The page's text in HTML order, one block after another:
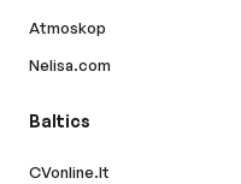
Atmoskop
Nelisa.com
Baltics
CVonline.lt